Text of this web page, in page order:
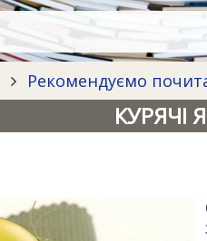
Рекомендуємо
КУРЯЧІ